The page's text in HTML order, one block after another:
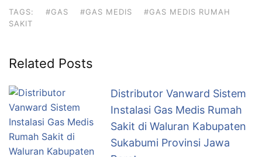
TAGS: #GAS #GAS MEDIS
#GAS MEDIS RUMAH
SAKIT
Related Posts
Distributor Vanward Sistem
Instalasi Gas Medis Rumah
Sakit di Waluran Kabupaten
Sukabumi Provinsi Jawa